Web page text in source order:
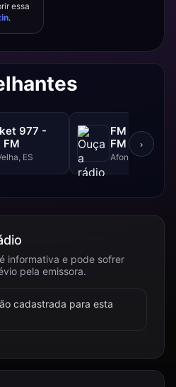
essa
.
977 -
FM
ES
FM Super -
FM
Afonso Claudio,
›
informativa e pode sofrer
pela emissora.
cadastrada para esta